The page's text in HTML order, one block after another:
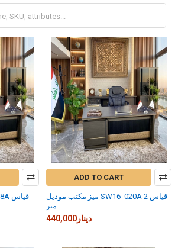
ADD TO CART
ميز مكتب موديل SW16_020A قياس 2
متر
440,000دينار